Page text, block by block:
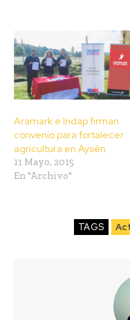
Aramark e Indap firman
convenio para fortalecer
agricultura en Aysén
11 Mayo, 2015
En "Archivo"
TAGS